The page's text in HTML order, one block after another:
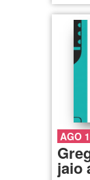
AGO
jaio